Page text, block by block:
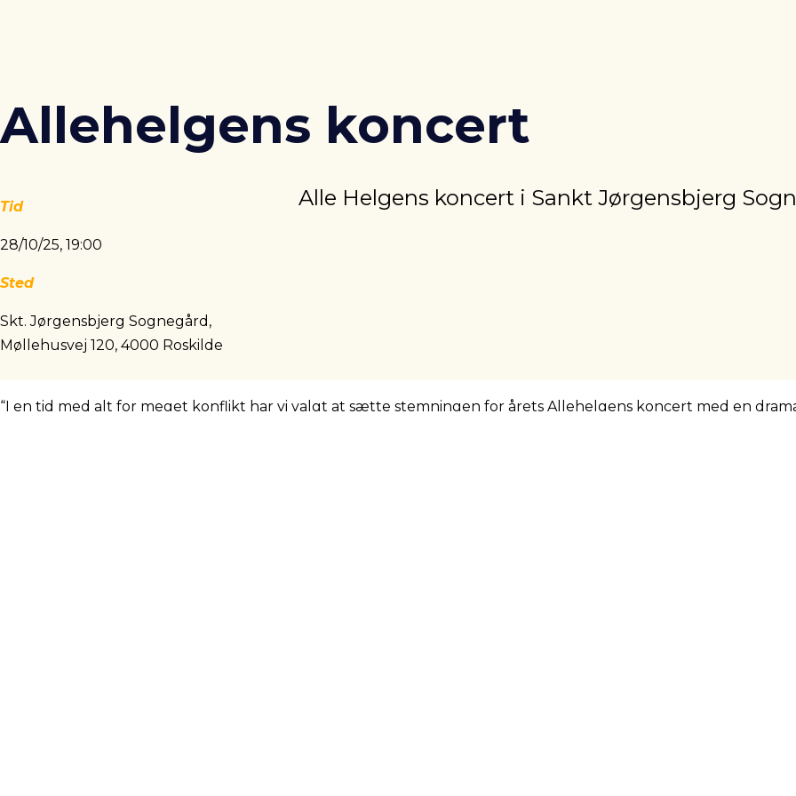
Allehelgens koncert
Tid
28/10/25, 19:00
Sted
Skt. Jørgensbjerg Sognegård,
Møllehusvej 120, 4000 Roskilde
Alle Helgens koncert i Sankt Jørgensbjerg
“I en tid med alt for meget konflikt har vi valgt at sætte stemningen for årets Allehelgens koncert med en